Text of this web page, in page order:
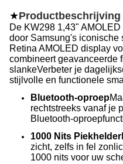
★Productbeschrijving
De KW298 1,43"
door Samsung's iconische
Retina AMOLED display
combineert geavanceerde
slankeVerbeter je
stijlvolle en functionele
Bluetooth-oproep
rechtstreeks vanaf je
Bluetooth-
1000 Nits
zicht, zelfs in fel
1000 nits voor uw